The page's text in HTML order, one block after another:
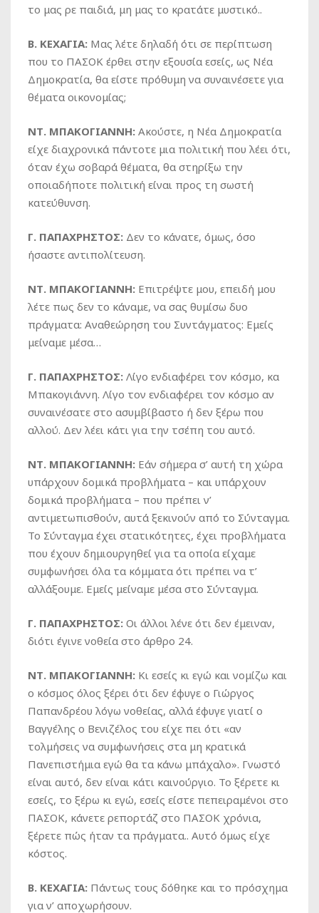
το μας ρε παιδιά, μη μας το κρατάτε μυστικό..
Β. ΚΕΧΑΓΙΑ: Μας λέτε δηλαδή ότι σε περίπτωση
που το ΠΑΣΟΚ έρθει στην εξουσία εσείς, ως Νέα
Δημοκρατία, θα είστε πρόθυμη να συναινέσετε για
θέματα οικονομίας;
ΝΤ. ΜΠΑΚΟΓΙΑΝΝΗ: Ακούστε, η Νέα Δημοκρατία
είχε διαχρονικά πάντοτε μια πολιτική που λέει ότι,
όταν έχω σοβαρά θέματα, θα στηρίξω την
οποιαδήποτε πολιτική είναι προς τη σωστή
κατεύθυνση.
Γ. ΠΑΠΑΧΡΗΣΤΟΣ: Δεν το κάνατε, όμως, όσο
ήσαστε αντιπολίτευση.
ΝΤ. ΜΠΑΚΟΓΙΑΝΝΗ: Επιτρέψτε μου, επειδή μου
λέτε πως δεν το κάναμε, να σας θυμίσω δυο
πράγματα: Αναθεώρηση του Συντάγματος: Εμείς
μείναμε μέσα…
Γ. ΠΑΠΑΧΡΗΣΤΟΣ: Λίγο ενδιαφέρει τον κόσμο, κα
Μπακογιάννη. Λίγο τον ενδιαφέρει τον κόσμο αν
συναινέσατε στο ασυμβίβαστο ή δεν ξέρω που
αλλού. Δεν λέει κάτι για την τσέπη του αυτό.
ΝΤ. ΜΠΑΚΟΓΙΑΝΝΗ: Εάν σήμερα σ’ αυτή τη χώρα
υπάρχουν δομικά προβλήματα – και υπάρχουν
δομικά προβλήματα – που πρέπει ν’
αντιμετωπισθούν, αυτά ξεκινούν από το Σύνταγμα.
Το Σύνταγμα έχει στατικότητες, έχει προβλήματα
που έχουν δημιουργηθεί για τα οποία είχαμε
συμφωνήσει όλα τα κόμματα ότι πρέπει να τ’
αλλάξουμε. Εμείς μείναμε μέσα στο Σύνταγμα.
Γ. ΠΑΠΑΧΡΗΣΤΟΣ: Οι άλλοι λένε ότι δεν έμειναν,
διότι έγινε νοθεία στο άρθρο 24.
ΝΤ. ΜΠΑΚΟΓΙΑΝΝΗ: Κι εσείς κι εγώ και νομίζω και
ο κόσμος όλος ξέρει ότι δεν έφυγε ο Γιώργος
Παπανδρέου λόγω νοθείας, αλλά έφυγε γιατί ο
Βαγγέλης ο Βενιζέλος του είχε πει ότι «αν
τολμήσεις να συμφωνήσεις στα μη κρατικά
Πανεπιστήμια εγώ θα τα κάνω μπάχαλο». Γνωστό
είναι αυτό, δεν είναι κάτι καινούργιο. Το ξέρετε κι
εσείς, το ξέρω κι εγώ, εσείς είστε πεπειραμένοι στο
ΠΑΣΟΚ, κάνετε ρεπορτάζ στο ΠΑΣΟΚ χρόνια,
ξέρετε πώς ήταν τα πράγματα.. Αυτό όμως είχε
κόστος.
Β. ΚΕΧΑΓΙΑ: Πάντως τους δόθηκε και το πρόσχημα
για ν’ αποχωρήσουν.